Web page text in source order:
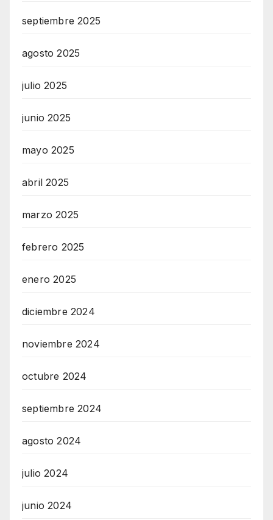
septiembre 2025
agosto 2025
julio 2025
junio 2025
mayo 2025
abril 2025
marzo 2025
febrero 2025
enero 2025
diciembre 2024
noviembre 2024
octubre 2024
septiembre 2024
agosto 2024
julio 2024
junio 2024